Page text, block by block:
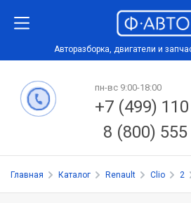
Авторазборка, двигатели и
пн-вс 9:00-18:00
+7 (499)
8 (800)
Главная Каталог Renault Clio 2